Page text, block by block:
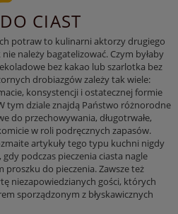
CIAST
potraw to kulinarni aktorzy drugiego
należy bagatelizować. Czym byłaby
bez kakao lub szarlotka bez
drobiazgów zależy tak wiele:
konsystencji i ostatecznej formie
tym dziale znajdą Państwo różnorodne
do przechowywania, długotrwałe,
w roli podręcznych zapasów.
artykuły tego typu kuchni nigdy
podczas pieczenia ciasta nagle
do pieczenia. Zawsze też
niezapowiedzianych gości, których
sporządzonym z błyskawicznych